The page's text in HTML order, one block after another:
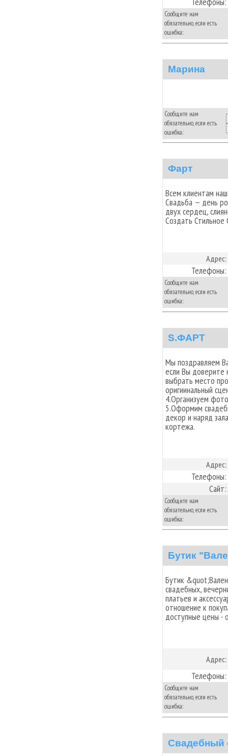
Сообщите нам
обязательно, если есть
ошибка:
Марина
Сообщите нам
обязательно, если есть
ошибка:
Фарт
Всем клиентам
Свадьба — день
двух сердец,
Создать Стильное
Адрес:
Телефоны:
Сообщите нам
обязательно, если есть
ошибка:
S.ФАРТ
Мы поздравляем
если Вы доверите
выбрать место
оригиинальный
4.Организуем
5.Оформим
декор и наряд
кортежа.
Адрес:
Телефоны:
Сайт:
Сообщите нам
обязательно, если есть
ошибка:
Бутик
Бутик
свадебных,
платьев и
отношение к
доступные цены -
Адрес:
Телефоны:
Сообщите нам
обязательно, если есть
ошибка:
Свадебный